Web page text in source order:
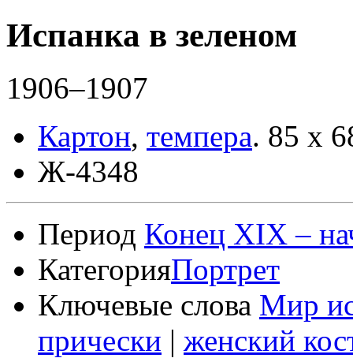
Испанка в зеленом
1906–1907
Картон, темпера. 85 х
Ж-4348
Период Конец XIX –
КатегорияПортрет
Ключевые слова Мир
прически | женский